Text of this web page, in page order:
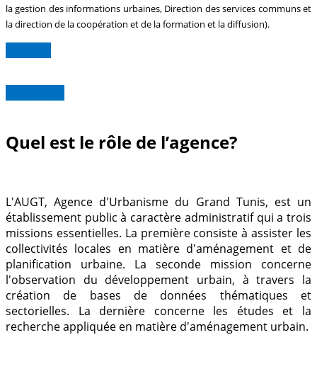
la gestion des informations urbaines, Direction des services communs et
la direction de la coopération et de la formation et la diffusion).
Quel est le rôle de l’agence?
L'AUGT, Agence d'Urbanisme du Grand Tunis, est un
établissement public à caractère administratif qui a trois
missions essentielles. La première consiste à assister les
collectivités locales en matière d'aménagement et de
planification urbaine. La seconde mission concerne
l'observation du développement urbain, à travers la
création de bases de données thématiques et
sectorielles. La dernière concerne les études et la
recherche appliquée en matière d'aménagement urbain.